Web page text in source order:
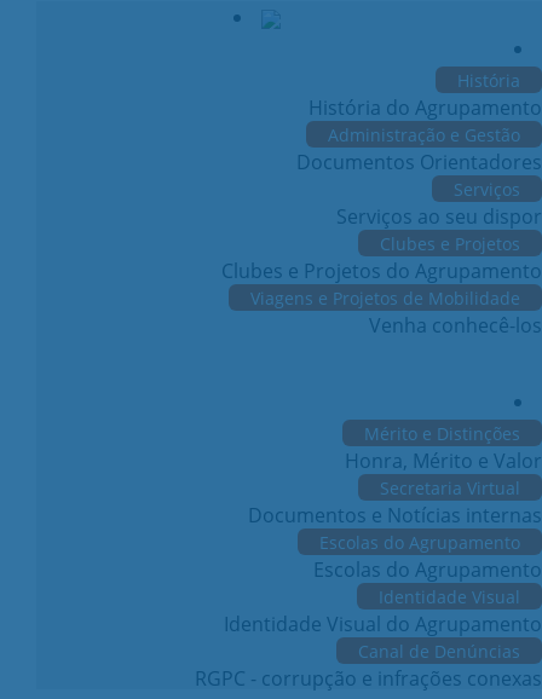
História
História do Agrupamento
Administração e Gestão
Documentos Orientadores
Serviços
Serviços ao seu dispor
Clubes e Projetos
Clubes e Projetos do Agrupamento
Viagens e Projetos de Mobilidade
Venha conhecê-los
Mérito e Distinções
Honra, Mérito e Valor
Secretaria Virtual
Documentos e Notícias internas
Escolas do Agrupamento
Escolas do Agrupamento
Identidade Visual
Identidade Visual do Agrupamento
Canal de Denúncias
RGPC - corrupção e infrações conexas